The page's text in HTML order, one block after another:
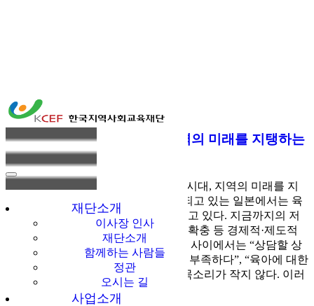
한국지역사회교육
재단
재단소개
이사장 인사
재단소개
함께하는 사람들
정관
오시는 길
사업소개
[오민석 칼럼] 저출산 시대, 지역의 미래를 지탱하는
육아지원학습
다같이多가치 [오민석 칼럼] 저출산 시대, 지역의 미래를 지
탱하는 육아지원학습 저출산이 심화되고 있는 일본에서는 육
아 지원의 방향이 큰 전환기를 맞이하고 있다. 지금까지의 저
출산 대책은 아동 수당이나 어린이집 확충 등 경제적·제도적
지원이 중심이었다. 그러나 육아 세대 사이에서는 “상담할 상
대가 없다”, “지역 사회와의 유대감이 부족하다”, “육아에 대한
불안을 혼자서 감당해야 한다”등 그 목소리가 작지 않다. 이러
한 과제에